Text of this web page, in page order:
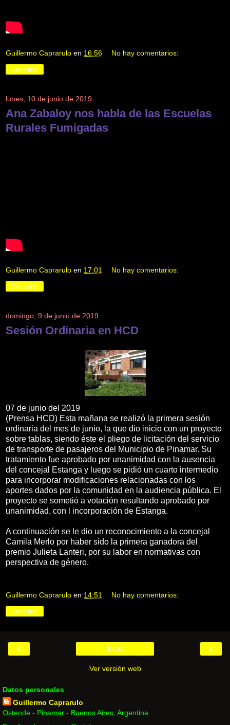
Guillermo Caprarulo en 16:56 No hay comentarios:
Compartir
lunes, 10 de junio de 2019
Ana Zabaloy nos habla de las Escuelas
Rurales Fumigadas
Guillermo Caprarulo en 17:01 No hay comentarios:
Compartir
domingo, 9 de junio de 2019
Sesión Ordinaria en HCD
07 de junio del 2019
(Prensa HCD) Esta mañana se realizó la primera sesión
ordinaria del mes de junio, la que dio inicio con un proyecto
sobre tablas, siendo éste el pliego de licitación del servicio
de transporte de pasajeros del Municipio de Pinamar. Su
tratamiento fue aprobado por unanimidad con la ausencia
del concejal Estanga y luego se pidió un cuarto intermedio
para incorporar modificaciones relacionadas con los
aportes dados por la comunidad en la audiencia pública. El
proyecto se sometió a votación resultando aprobado por
unanimidad, con l incorporación de Estanga.
A continuación se le dio un reconocimiento a la concejal
Camila Merlo por haber sido la primera ganadora del
premio Julieta Lanteri, por su labor en normativas con
perspectiva de género.
Guillermo Caprarulo en 14:51 No hay comentarios:
Compartir
‹ ›
Inicio
Ver versión web
Datos personales
Guillermo Caprarulo
Ostende - Pinamar - Buenos Aires, Argentina